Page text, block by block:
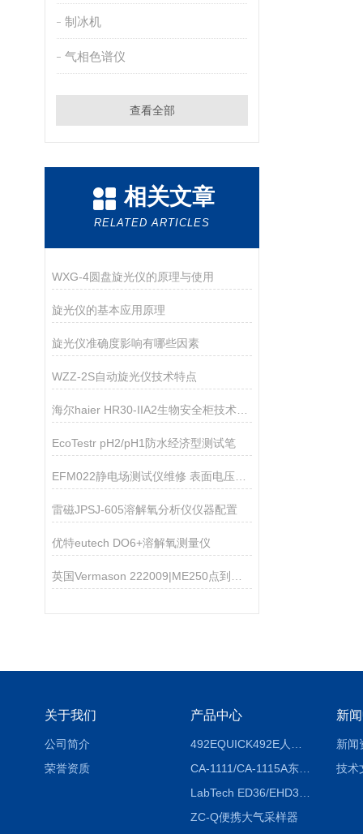
制冰机
气相色谱仪
查看全部
相关文章
RELATED ARTICLES
WXG-4圆盘旋光仪的原理与使用
旋光仪的基本应用原理
旋光仪准确度影响有哪些因素
WZZ-2S自动旋光仪技术特点
海尔haier HR30-IIA2生物安全柜技术参数
EcoTestr pH2/pH1防水经济型测试笔
雷磁JPSJ-605溶解氧分析仪仪器配置
优特eutech DO6+溶解氧测量仪
关于我们
公司简介
荣誉资质
产品中心
CA-1111/CA-1115A东京理化EYELA CA-1111/CA-1115A冷却水循环装置
ZC-Q便携大气采样器
新
新闻
技术